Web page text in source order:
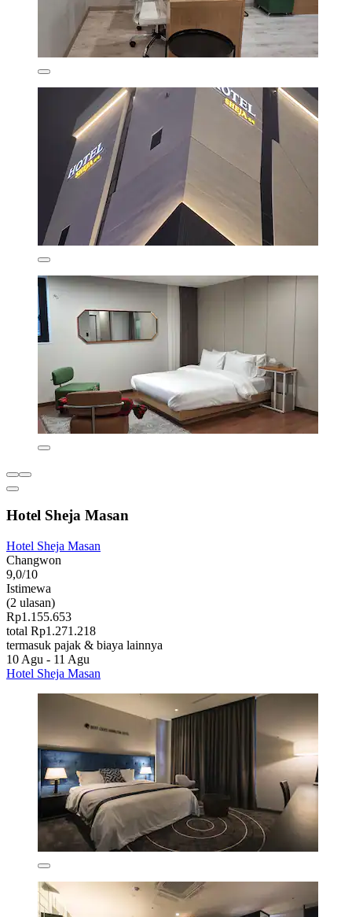
Hotel Sheja Masan
Hotel Sheja Masan
Changwon
9,0/10
Istimewa
(2 ulasan)
Rp1.155.653
total Rp1.271.218
termasuk pajak & biaya lainnya
10 Agu - 11 Agu
Hotel Sheja Masan